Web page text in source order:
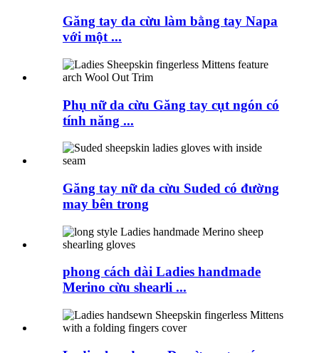
Găng tay da cừu làm bằng tay Napa
với một ...
Phụ nữ da cừu Găng tay cụt ngón có
tính năng ...
Găng tay nữ da cừu Suded có đường
may bên trong
phong cách dài Ladies handmade
Merino cừu shearli ...